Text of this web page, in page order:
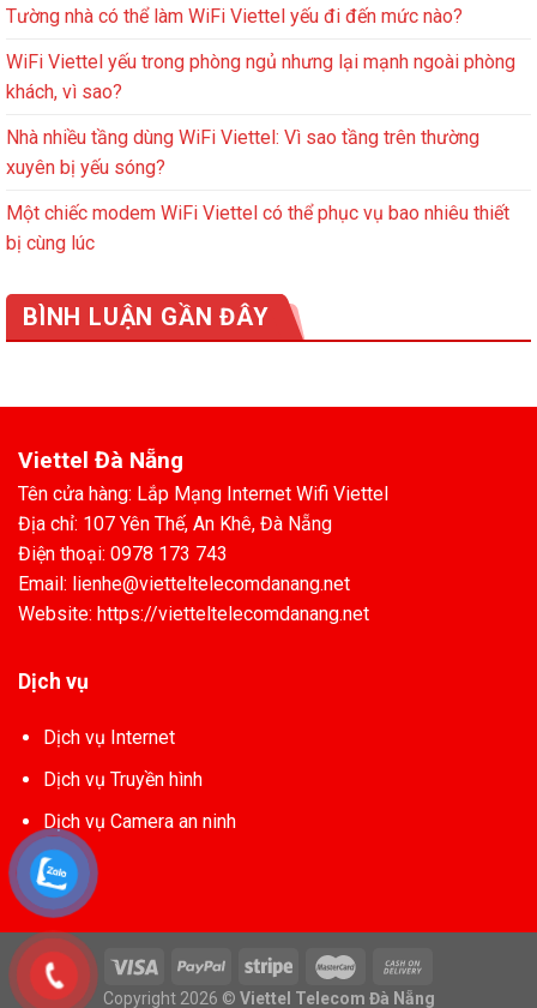
Tường nhà có thể làm WiFi Viettel yếu đi đến mức nào?
WiFi Viettel yếu trong phòng ngủ nhưng lại mạnh ngoài phòng
khách, vì sao?
Nhà nhiều tầng dùng WiFi Viettel: Vì sao tầng trên thường
xuyên bị yếu sóng?
Một chiếc modem WiFi Viettel có thể phục vụ bao nhiêu thiết
bị cùng lúc
BÌNH LUẬN GẦN ĐÂY
Viettel Đà Nẵng
Tên cửa hàng: Lắp Mạng Internet Wifi Viettel
Địa chỉ: 107 Yên Thế, An Khê, Đà Nẵng
Điện thoại: 0978 173 743
Email: lienhe@vietteltelecomdanang.net
Website: https://vietteltelecomdanang.net
Dịch vụ
Dịch vụ Internet
Dịch vụ Truyền hình
Dịch vụ Camera an ninh
Copyright 2026 © Viettel Telecom Đà Nẵng